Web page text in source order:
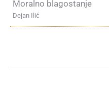
Moralno blagostanje
Dejan Ilić